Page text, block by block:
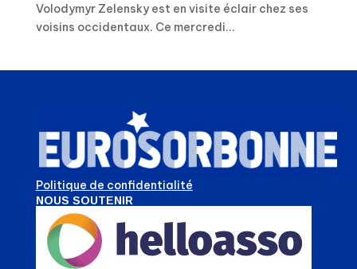
Volodymyr Zelensky est en visite éclair chez ses
voisins occidentaux. Ce mercredi...
Politique de confidentialité
NOUS SOUTENIR